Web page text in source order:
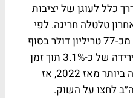
כלל לעוגן של יציבות
טלטלה חריגה. לפי
נתוני בלומברג, היקף השוק ירד מכ-77 טריליון דולר בסוף
פברואר לכ-74.4 טריליון דולר, ירידה של כ-3.1% תוך זמן
קצר יחסית. מדובר בירידה החדה ביותר מאז 2022, אז
לחצו על השוק.